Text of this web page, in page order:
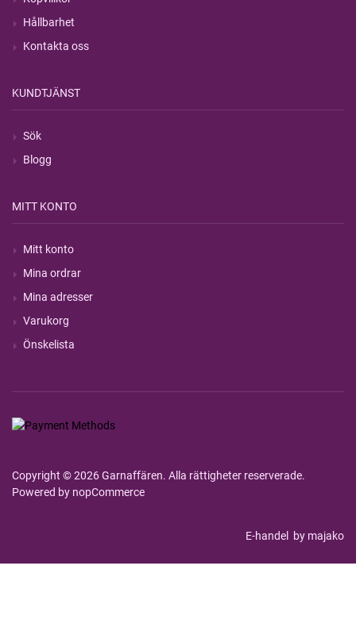
Hållbarhet
Kontakta oss
KUNDTJÄNST
Sök
Blogg
MITT KONTO
Mitt konto
Mina ordrar
Mina adresser
Varukorg
Önskelista
Copyright © 2026 Garnaffären. Alla rättigheter reserverade.
Powered by nopCommerce
E-handel by majako